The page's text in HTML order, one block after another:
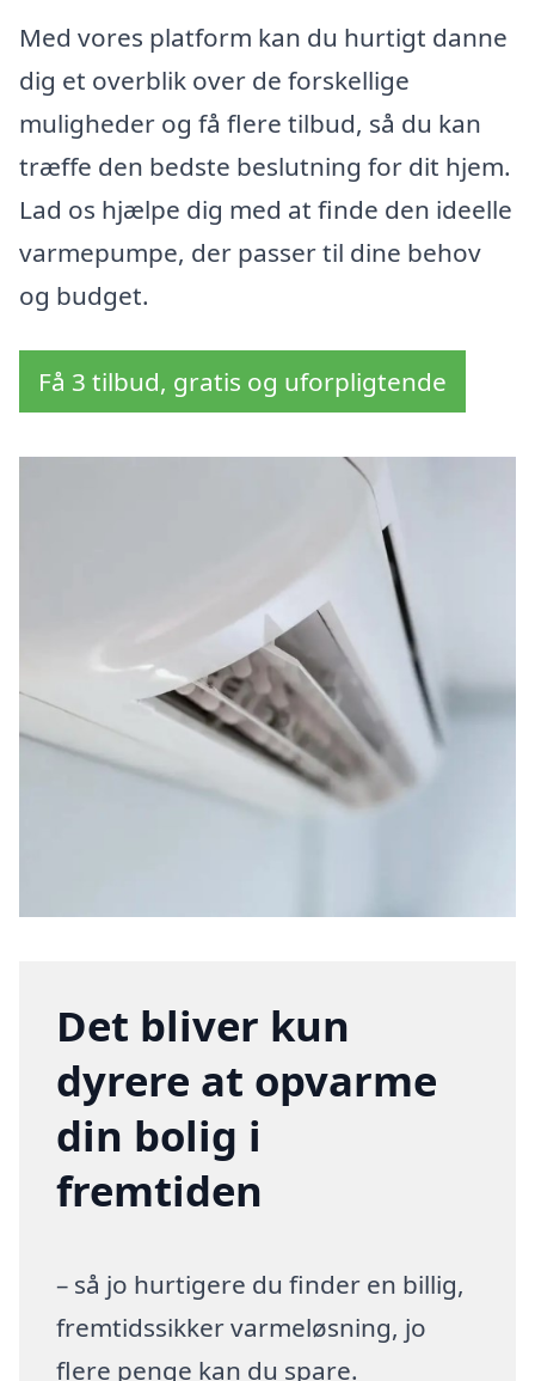
Med vores platform kan du hurtigt danne
dig et overblik over de forskellige
muligheder og få flere tilbud, så du kan
træffe den bedste beslutning for dit hjem.
Lad os hjælpe dig med at finde den ideelle
varmepumpe, der passer til dine behov
og budget.
Få 3 tilbud, gratis og uforpligtende
Det bliver kun
dyrere at opvarme
din bolig i
fremtiden
– så jo hurtigere du finder en billig,
fremtidssikker varmeløsning, jo
flere penge kan du spare.